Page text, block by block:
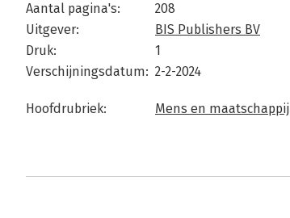
Aantal pagina's:
208
Uitgever:
BIS Publishers BV
Druk:
1
Verschijningsdatum: 2-2-2024
Hoofdrubriek: Mens en maatschappij